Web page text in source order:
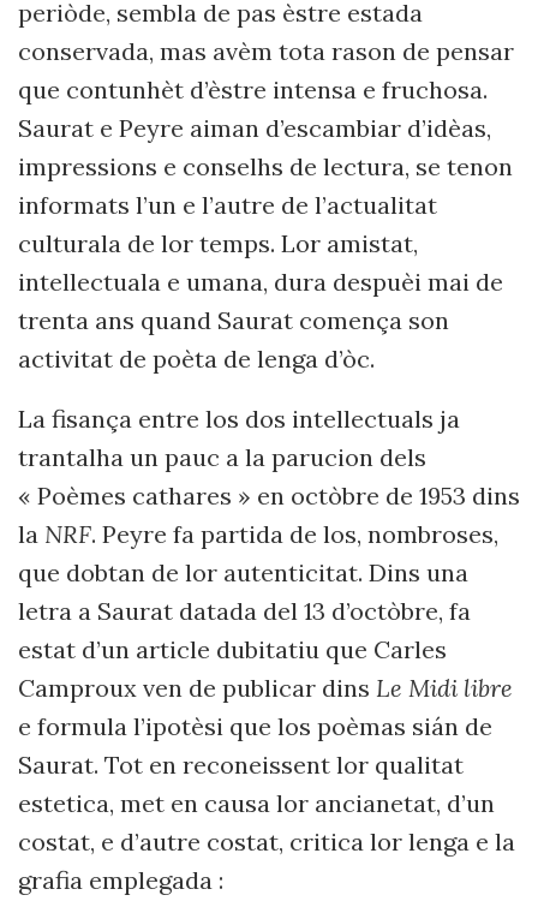
periòde, sembla de pas èstre estada
conservada, mas avèm tota rason de pensar
que contunhèt d’èstre intensa e fruchosa.
Saurat e Peyre aiman d’escambiar d’idèas,
impressions e conselhs de lectura, se tenon
informats l’un e l’autre de l’actualitat
culturala de lor temps. Lor amistat,
intellectuala e umana, dura despuèi mai de
trenta ans quand Saurat comença son
activitat de poèta de lenga d’òc.
La fisança entre los dos intellectuals ja
trantalha un pauc a la parucion dels
« Poèmes cathares » en octòbre de 1953 dins
la NRF. Peyre fa partida de los, nombroses,
que dobtan de lor autenticitat. Dins una
letra a Saurat datada del 13 d’octòbre, fa
estat d’un article dubitatiu que Carles
Camproux ven de publicar dins Le Midi libre
e formula l’ipotèsi que los poèmas sián de
Saurat. Tot en reconeissent lor qualitat
estetica, met en causa lor ancianetat, d’un
costat, e d’autre costat, critica lor lenga e la
grafia emplegada :